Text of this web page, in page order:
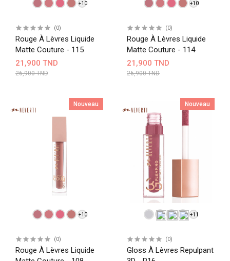
+10
(0)
Rouge À Lèvres Liquide
Matte Couture - 115
21,900 TND
26,900 TND
+10
(0)
Rouge À Lèvres Liquide
Matte Couture - 114
21,900 TND
26,900 TND
Nouveau
+10
(0)
Rouge À Lèvres Liquide
Nouveau
+11
(0)
Gloss À Lèvres Repulpant